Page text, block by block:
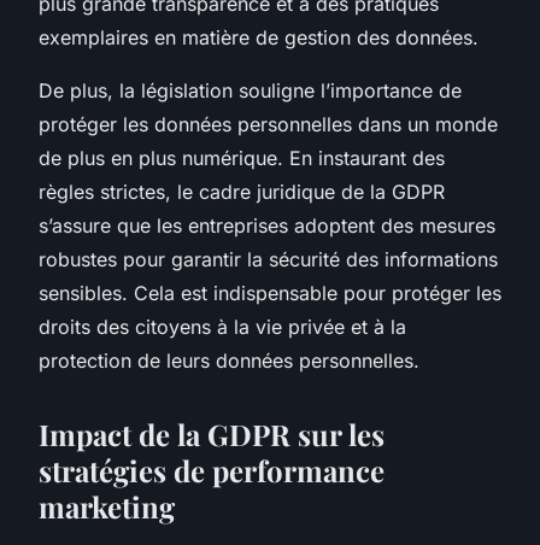
exemplaires en matière de gestion des données.
De plus, la législation souligne l’importance de
protéger les données personnelles dans un monde
de plus en plus numérique. En instaurant des
règles strictes, le cadre juridique de la GDPR
s’assure que les entreprises adoptent des mesures
robustes pour garantir la sécurité des informations
sensibles. Cela est indispensable pour protéger les
droits des citoyens à la vie privée et à la
protection de leurs données personnelles.
Impact de la GDPR sur les
stratégies de performance
marketing